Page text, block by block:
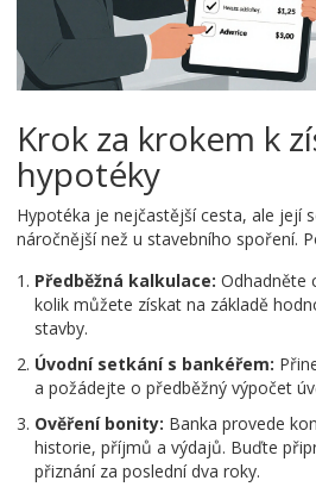
Krok za krokem k
hypotéky
Hypotéka je nejčastější cesta, ale její
náročnější než u stavebního spoření.
Předběžná kalkulace: Odhadněte
kolik můžete získat na základě
stavby.
Úvodní setkání s bankéřem:
a požádejte o předběžný výpočet
Ověření bonity: Banka provede
historie, příjmů a výdajů. Buďte
přiznání za poslední dva roky.